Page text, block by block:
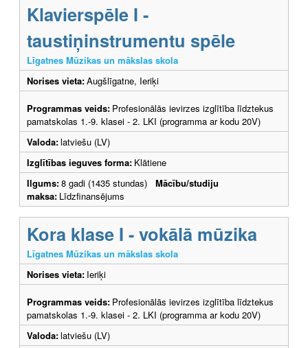
Klavierspēle I -
taustiņinstrumentu spēle
Līgatnes Mūzikas un mākslas skola
Norises vieta:Augšlīgatne, Ieriķi
Programmas veids: Profesionālās ievirzes izglītība līdztekus
pamatskolas 1.-9. klasei - 2. LKI (programma ar kodu 20V)
Valoda:latviešu (LV)
Izglītības ieguves forma: Klātiene
Ilgums:8 gadi (1435 stundas) Mācību/studiju
maksa: Līdzfinansējums
Kora klase I - vokālā mūzika
Līgatnes Mūzikas un mākslas skola
Norises vieta: Ieriķi
Programmas veids: Profesionālās ievirzes izglītība līdztekus
pamatskolas 1.-9. klasei - 2. LKI (programma ar kodu 20V)
Valoda:latviešu (LV)